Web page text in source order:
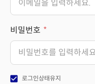
비밀번호
check_box 로그인상태유지